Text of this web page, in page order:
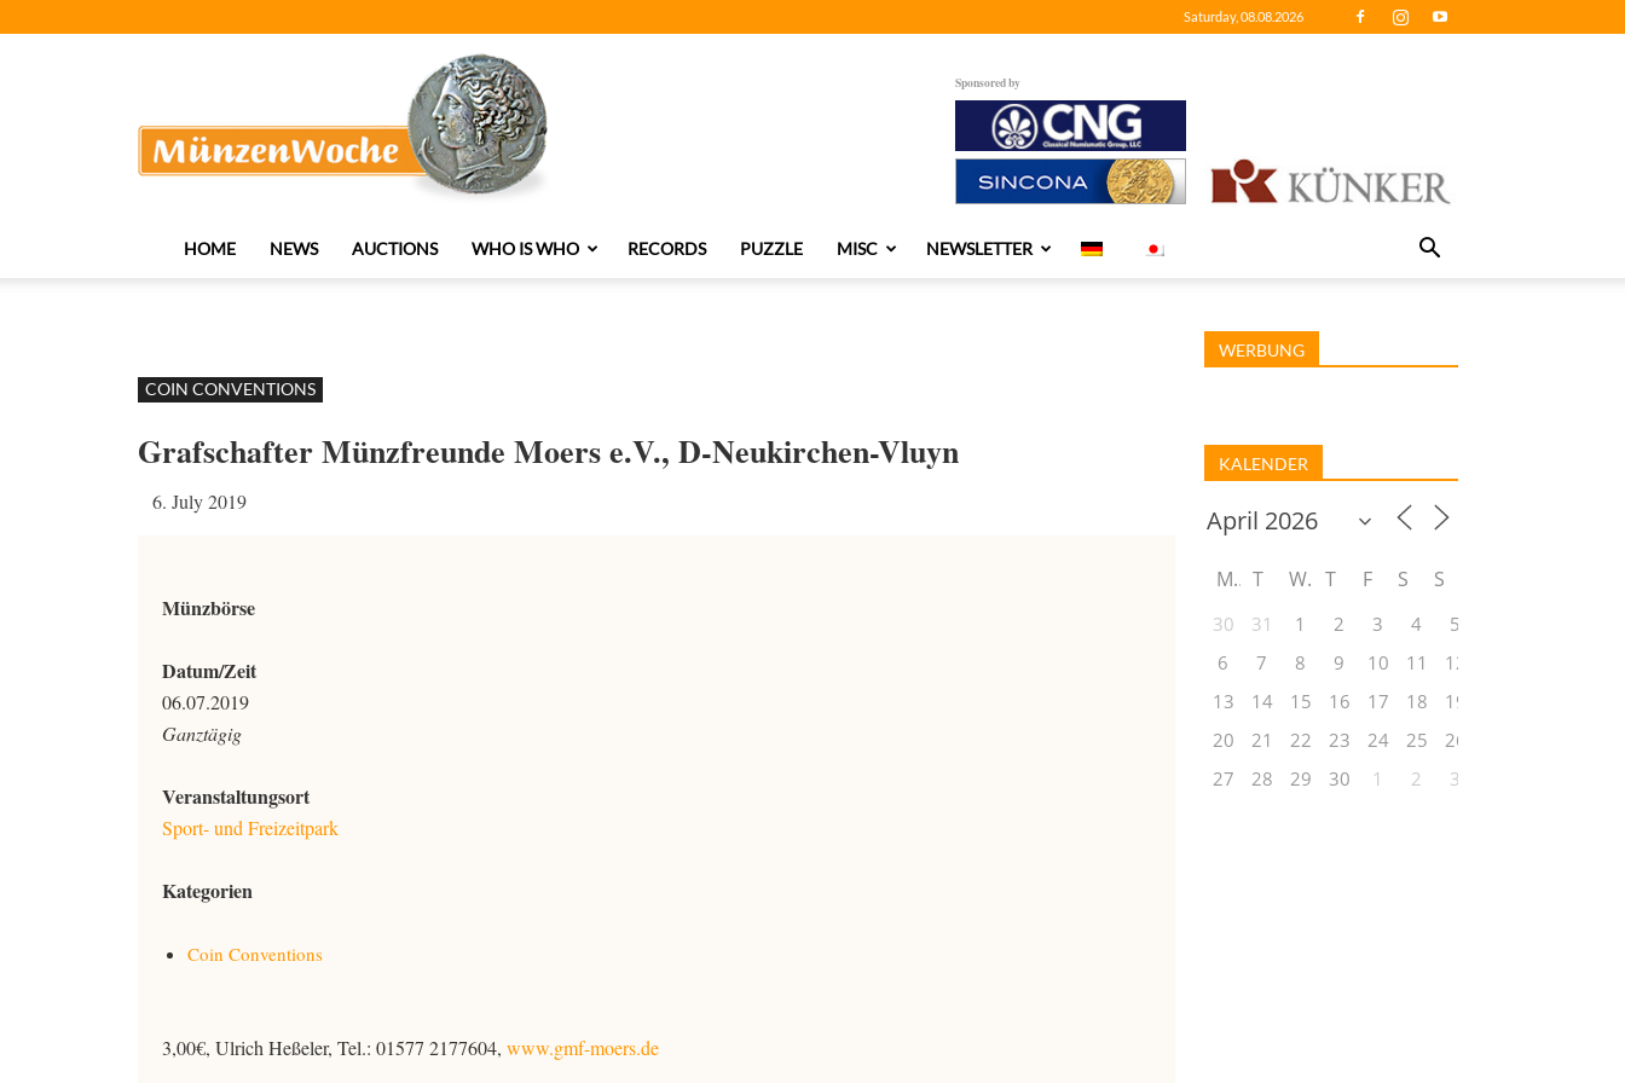
Saturday, 08.08.2026
Sponsored by
HOME NEWS AUCTIONS WHO IS WHO RECORDS PUZZLE MISC NEWSLETTER
COIN CONVENTIONS
Grafschafter Münzfreunde Moers e.V., D-Neukirchen-Vluyn
6. July 2019
Münzbörse
Datum/Zeit
06.07.2019
Ganztägig
Veranstaltungsort
Sport- und Freizeitpark
Kategorien
Coin Conventions
3,00€, Ulrich Heßeler, Tel.: 01577 2177604, www.gmf-moers.de
WERBUNG
KALENDER
M T W T F S S
30 31 1 2 3 4
5
6
7 8 9 10 11
12
13
14 15 16 17 18
19
20
21 22 23 24 25
26
27
28 29 30 1 2 3